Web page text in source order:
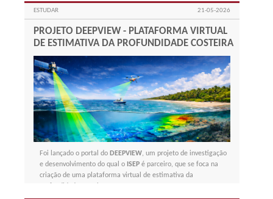
ESTUDAR 21-05-2026
PROJETO DEEPVIEW - PLATAFORMA VIRTUAL
DE ESTIMATIVA DA PROFUNDIDADE COSTEIRA
Foi lançado o portal do DEEPVIEW, um projeto de investigação
e desenvolvimento do qual o ISEP é parceiro, que se foca na
criação de uma plataforma virtual de estimativa da